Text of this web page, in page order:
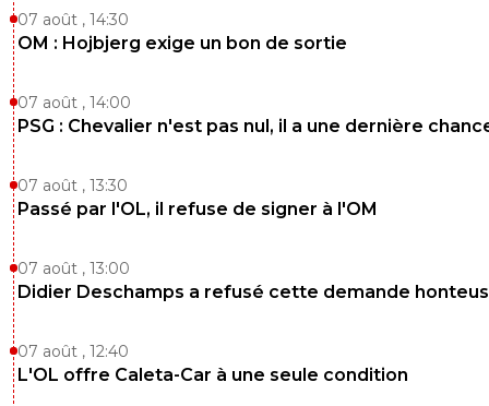
07 août , 14:30
OM : Hojbjerg exige un bon de sortie
07 août , 14:00
PSG : Chevalier n'est pas nul, il a une dernière
07 août , 13:30
Passé par l'OL, il refuse de signer à l'OM
07 août , 13:00
Didier Deschamps a refusé cette demande
07 août , 12:40
L'OL offre Caleta-Car à une seule condition